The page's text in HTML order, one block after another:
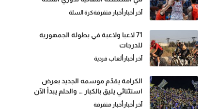
آخر أخبارأخبار متفرقةكرة السلة
71 لاعبا ولاعبة في بطولة الجمهورية
للدرجات
آخر أخبارألعاب فردية
الكرامة يقدّم موسمه الجديد بعرض
استثنائي يليق بالكبار … والحلم يبدأ الآن
آخر أخبارأخبار متفرقة